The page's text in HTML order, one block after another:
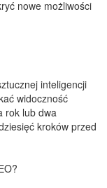
nowe możliwości
inteligencji
widoczność
rok lub dwa
kroków przed